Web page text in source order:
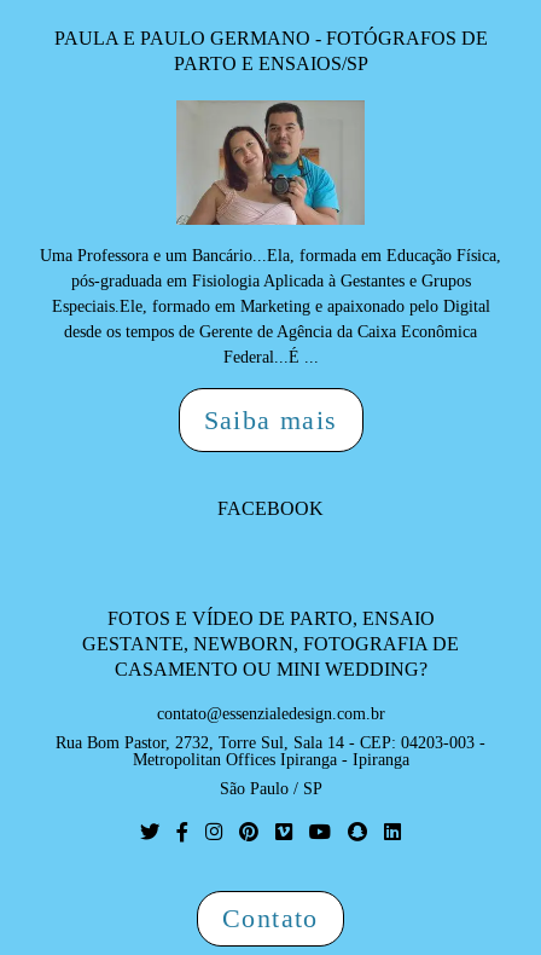
PAULA E PAULO GERMANO - FOTÓGRAFOS DE
PARTO E ENSAIOS/SP
Uma Professora e um Bancário...Ela, formada em Educação Física,
pós-graduada em Fisiologia Aplicada à Gestantes e Grupos
Especiais.Ele, formado em Marketing e apaixonado pelo Digital
desde os tempos de Gerente de Agência da Caixa Econômica
Federal...É ...
Saiba mais
FACEBOOK
FOTOS E VÍDEO DE PARTO, ENSAIO
GESTANTE, NEWBORN, FOTOGRAFIA DE
CASAMENTO OU MINI WEDDING?
contato@essenzialedesign.com.br
Rua Bom Pastor, 2732, Torre Sul, Sala 14 - CEP: 04203-003 -
Metropolitan Offices Ipiranga - Ipiranga
São Paulo / SP
Contato